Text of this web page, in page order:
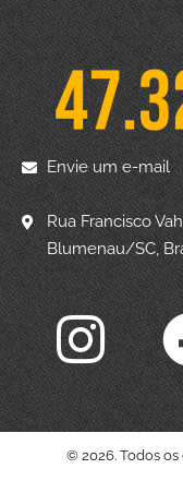
Envie um e-mail
Rua Francisco
Blumenau/SC,
© 2026. Todos os